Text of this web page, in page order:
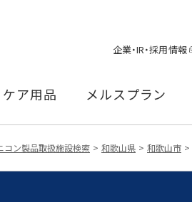
企業・IR・採用情報
ケア用品 メルスプラン
コン製品取扱施設検索 和歌山県 和歌山市